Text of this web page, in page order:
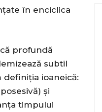
în enciclica
profundă
subtil
ioaneică:
şi
timpului